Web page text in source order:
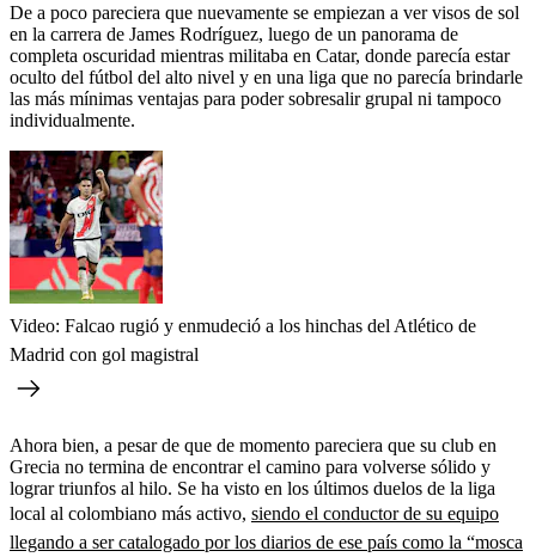
De a poco pareciera que nuevamente se empiezan a ver visos de sol
en la carrera de James Rodríguez, luego de un panorama de
completa oscuridad mientras militaba en Catar, donde parecía estar
oculto del fútbol del alto nivel y en una liga que no parecía brindarle
las más mínimas ventajas para poder sobresalir grupal ni tampoco
individualmente.
Video: Falcao rugió y enmudeció a los hinchas del Atlético de
Madrid con gol magistral
Ahora bien, a pesar de que de momento pareciera que su club en
Grecia no termina de encontrar el camino para volverse sólido y
lograr triunfos al hilo. Se ha visto en los últimos duelos de la liga
local al colombiano más activo, siendo el conductor de su equipo
llegando a ser catalogado por los diarios de ese país como la “mosca